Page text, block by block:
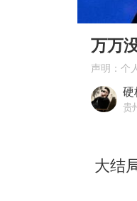
00:00
万万
声明：个
硬
贵
大结